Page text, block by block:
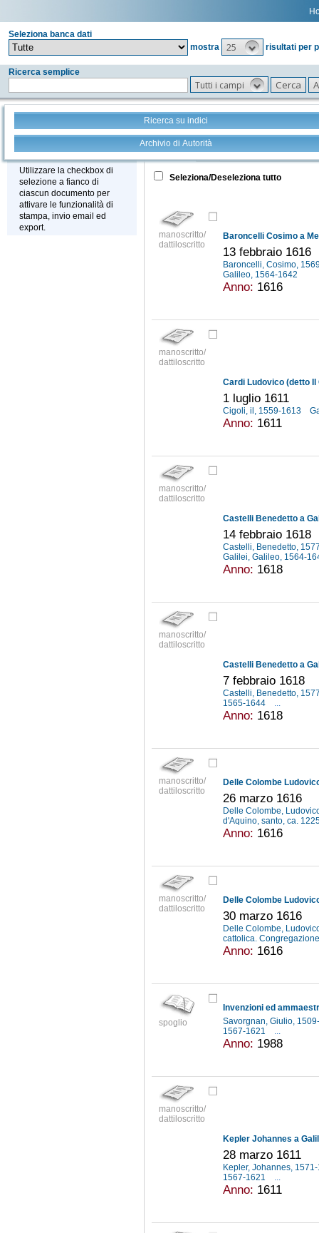
Seleziona banca dati
mostra
25 risultati per
Ricerca semplice
Tutti i campi
Ricerca su indici
Archivio di Autorità
Stampa - Email - Export
Utilizzare la checkbox di
selezione a fianco di
ciascun documento per
attivare le funzionalità di
stampa, invio email ed
export.
Tutto +
Seleziona/Deseleziona tutto
manoscritto/
dattiloscritto
Baroncelli Cosimo a
13 febbraio 1616
Baroncelli, Cosimo,
Galileo, 1564-1642
Anno: 1616
manoscritto/
dattiloscritto
Cardi Ludovico (detto Il
1 luglio 1611
Cigoli, il, 1559-1613
Anno: 1611
manoscritto/
dattiloscritto
Castelli Benedetto a
14 febbraio 1618
Castelli, Benedetto,
Galilei, Galileo, 1564-
Anno: 1618
manoscritto/
dattiloscritto
Castelli Benedetto a
7 febbraio 1618
Castelli, Benedetto,
1565-1644
Anno: 1618
manoscritto/
dattiloscritto
Delle Colombe
26 marzo 1616
Delle Colombe,
d'Aquino, santo, ca.
Anno: 1616
manoscritto/
dattiloscritto
Delle Colombe
30 marzo 1616
Delle Colombe,
cattolica.
Anno: 1616
spoglio
Savorgnan, Giulio,
1567-1621
Anno: 1988
manoscritto/
dattiloscritto
Kepler Johannes a
28 marzo 1611
Kepler, Johannes,
1567-1621
Anno: 1611